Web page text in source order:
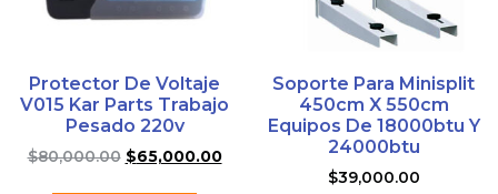
Protector De Voltaje
V015 Kar Parts Trabajo
Pesado 220v
$80,000.00 $65,000.00
Soporte Para Minisplit
450cm X 550cm
Equipos De 18000btu Y
24000btu
$39,000.00